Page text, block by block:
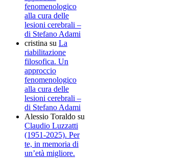
fenomenologico
alla cura delle
lesioni cerebrali –
di Stefano Adami
cristina su La
riabilitazione
filosofica. Un
approccio
fenomenologico
alla cura delle
lesioni cerebrali –
di Stefano Adami
Alessio Toraldo su
Claudio Luzzatti
(1951-2025). Per
te, in memoria di
un’età migliore.